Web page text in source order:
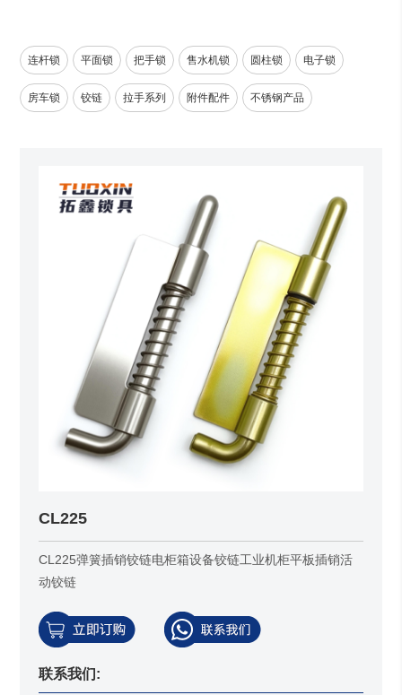
连杆锁 平面锁 把手锁 售水机锁 圆柱锁 电子锁
房车锁 铰链 拉手系列 附件配件 不锈钢产品
CL225
CL225弹簧插销铰链电柜箱设备铰链工业机柜平板插销活
动铰链
联系我们: